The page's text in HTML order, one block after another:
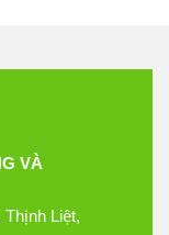
VÀ
Liệt,